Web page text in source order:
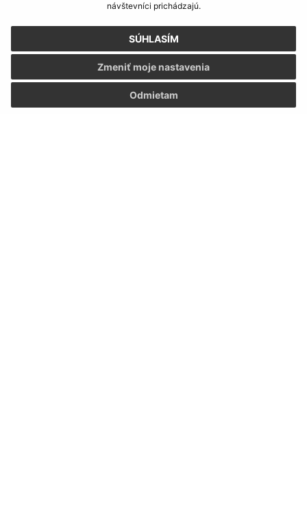
návštevníci prichádzajú.
SÚHLASÍM
Odmietam
Zmeniť moje nastavenia